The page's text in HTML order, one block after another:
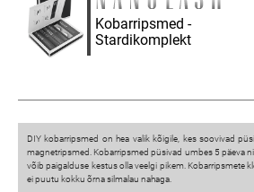
Kobarripsmed -
Stardikomplekt
DIY kobarripsmed on hea valik kõigile, kes soovivad
magnetripsmed. Kobarripsmed püsivad umbes 5 päeva
võib paigalduse kestus olla veelgi pikem. Kobarripsmete
ei puutu kokku õrna silmalau nahaga.